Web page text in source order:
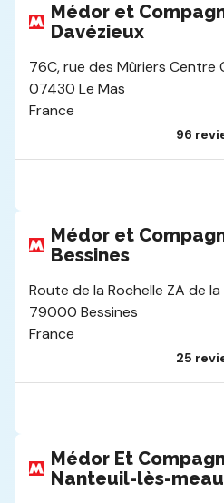
Médor et
Davézieux
76C, rue des Mûriers Centre
07430 Le Mas
France
96
Médor et
Bessines
Route de la Rochelle ZA de
79000 Bessines
France
25
Médor Et
Nanteuil-lès-